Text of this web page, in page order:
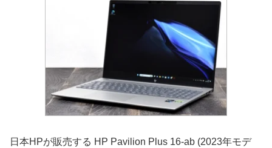
日本HPが販売する HP Pavilion Plus 16-ab (2023年モデ